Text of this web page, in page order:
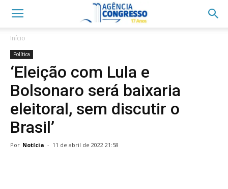
Início
Política
‘Eleição com Lula e
Bolsonaro será baixaria
eleitoral, sem discutir o
Brasil’
Por Notícia - 11 de abril de 2022 21:58